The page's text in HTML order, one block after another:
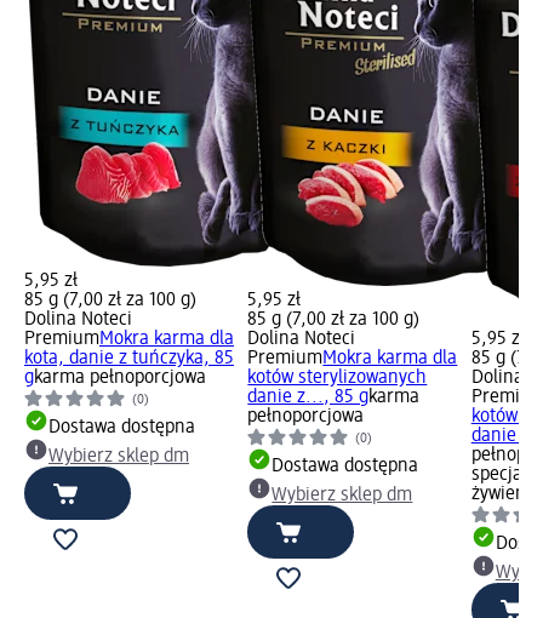
5,95 zł
85 g (7,00 zł za 100 g)
Dolina Noteci
PremiumMokra karma dla
kota, danie z tuńczyka, 85
gkarma pełnoporcjowa
(0)
Dostawa dostępna
Wybierz sklep dm
5,95 zł
85 g (7,00 zł za 100 g)
Dolina Noteci
PremiumMokra karma dla
kotów sterylizowanych
danie z..., 85 gkarma
pełnoporcjowa
(0)
Dostawa dostępna
Wybierz sklep dm
5,95 zł
85 g
Dolina
kotów
danie